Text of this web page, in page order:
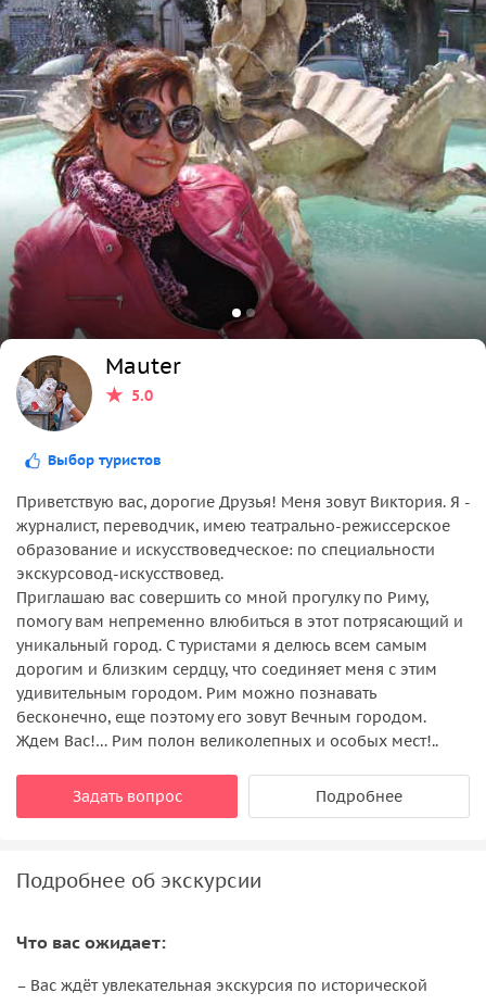
Mauter
5.0
Выбор туристов
Приветствую вас, дорогие Друзья! Меня зовут Виктория. Я -
журналист, переводчик, имею театрально-режиссерское
образование и искусствоведческое: по специальности
экскурсовод-искусствовед.
Приглашаю вас совершить со мной прогулку по Риму,
помогу вам непременно влюбиться в этот потрясающий и
уникальный город. С туристами я делюсь всем самым
дорогим и близким сердцу, что соединяет меня с этим
удивительным городом. Рим можно познавать
бесконечно, еще поэтому его зовут Вечным городом.
Ждем Вас!… Рим полон великолепных и особых мест!..
Задать вопрос Подробнее
Подробнее об экскурсии
Что вас ожидает:
– Вас ждёт увлекательная экскурсия по исторической